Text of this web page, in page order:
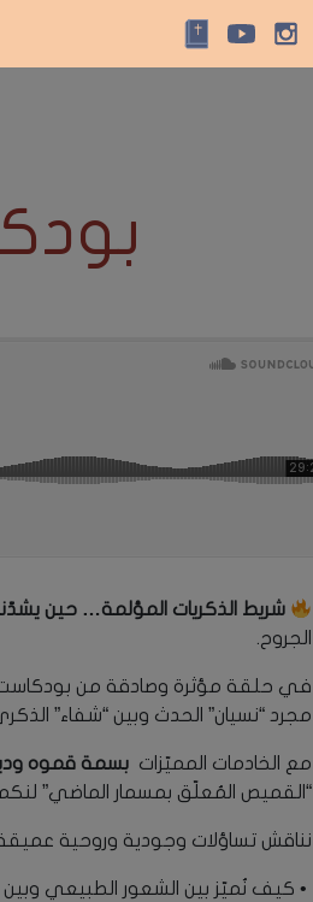
شريط الذكريات المؤلمة… حين يشدّنا
الجروح.
في حلقة مؤثرة وصادقة من
مجرد “نسيان” الحدث وبين “شفاء”
مع الخادمات المميّزات بسمة قموه
“القميص المُعلّق بمسمار الماضي”
نناقش تساؤلات وجودية وروحية
• كيف نُميّز بين الشعور الطبيعي